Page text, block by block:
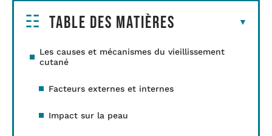
Table des matières
Les causes et mécanismes du vieillissement
cutané
Facteurs externes et internes
Impact sur la peau